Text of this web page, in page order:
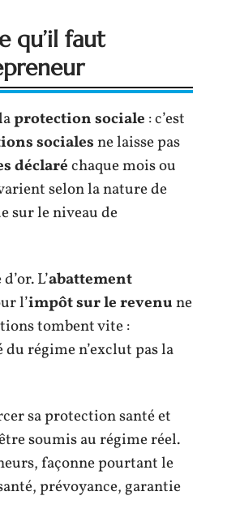
qu’il faut
protection sociale : c’est
socialesne laisse pas
déclaréchaque mois ou
selon la nature de
sur le niveau de
L’abattement
l’impôt sur le revenune
tombent vite :
régime n’exclut pas la
sa protection santé et
soumis au régime réel.
façonne pourtant le
prévoyance, garantie